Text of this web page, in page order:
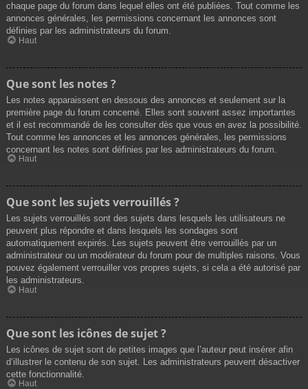
chaque page du forum dans lequel elles ont été publiées. Tout comme les
annonces générales, les permissions concernant les annonces sont
définies par les administrateurs du forum.
Haut
Que sont les notes ?
Les notes apparaissent en dessous des annonces et seulement sur la
première page du forum concerné. Elles sont souvent assez importantes
et il est recommandé de les consulter dès que vous en avez la possibilité.
Tout comme les annonces et les annonces générales, les permissions
concernant les notes sont définies par les administrateurs du forum.
Haut
Que sont les sujets verrouillés ?
Les sujets verrouillés sont des sujets dans lesquels les utilisateurs ne
peuvent plus répondre et dans lesquels les sondages sont
automatiquement expirés. Les sujets peuvent être verrouillés par un
administrateur ou un modérateur du forum pour de multiples raisons. Vous
pouvez également verrouiller vos propres sujets, si cela a été autorisé par
les administrateurs.
Haut
Que sont les icônes de sujet ?
Les icônes de sujet sont de petites images que l’auteur peut insérer afin
d’illustrer le contenu de son sujet. Les administrateurs peuvent désactiver
cette fonctionnalité.
Haut